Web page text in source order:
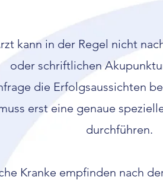
kann in der Regel nicht
oder schriftlichen
die Erfolgsaussichten
erst eine genaue
durchführen.
Kranke empfinden nach